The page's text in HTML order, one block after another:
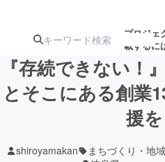
プロジェ
載するに
注目の新着プロ
『存続できない！
とそこにある創業
援を
shiroyamakan
まちづくり・地